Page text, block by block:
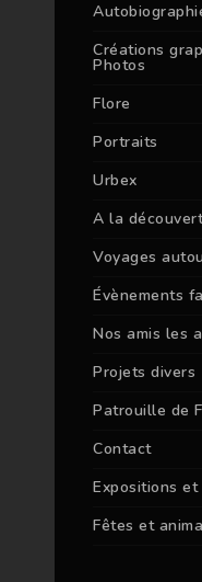
Créations
Photos
Flore
Portraits
Urbex
A la
Voyages
Évènements
Nos amis les
Projets divers
Patrouille de
Contact
Expositions et
Fêtes et